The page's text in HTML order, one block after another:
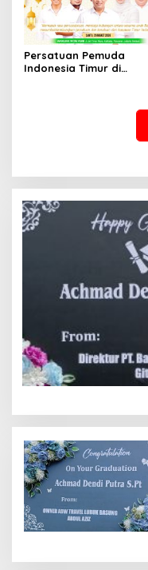
Persatuan Pemuda
Indonesia Timur di